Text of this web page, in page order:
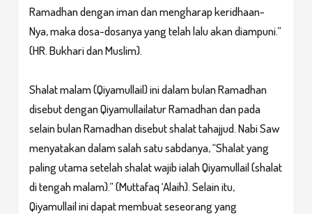
Ramadhan dengan iman dan mengharap keridhaan-
Nya, maka dosa-dosanya yang telah lalu akan diampuni.”
(HR. Bukhari dan Muslim).
Shalat malam (Qiyamullail) ini dalam bulan Ramadhan
disebut dengan Qiyamullailatur Ramadhan dan pada
selain bulan Ramadhan disebut shalat tahajjud. Nabi Saw
menyatakan dalam salah satu sabdanya, “Shalat yang
paling utama setelah shalat wajib ialah Qiyamullail (shalat
di tengah malam).” (Muttafaq ‘Alaih). Selain itu,
Qiyamullail ini dapat membuat seseorang yang